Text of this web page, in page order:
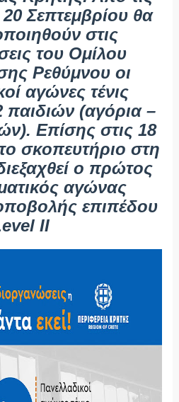
20 Σεπτεμβρίου θα
στις
του Ομίλου
Ρεθύμνου οι
αγώνες τένις
παιδιών (αγόρια –
Επίσης στις 18
σκοπευτήριο στη
ο πρώτος
αγώνας
επιπέδου
II